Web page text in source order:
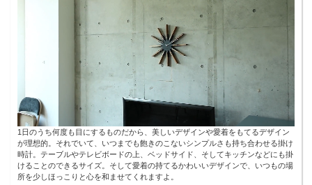
1日のうち何度も目にするものだから、美しいデザインや愛着をもてるデザイン
が理想的。それでいて、いつまでも飽きのこないシンプルさも持ち合わせる掛け
時計。テーブルやテレビボードの上、ベッドサイド、そしてキッチンなどにも掛
けることのできるサイズ。そして愛着の持てるかわいいデザインで、いつもの場
所を少しほっこりと心を和ませてくれますよ。